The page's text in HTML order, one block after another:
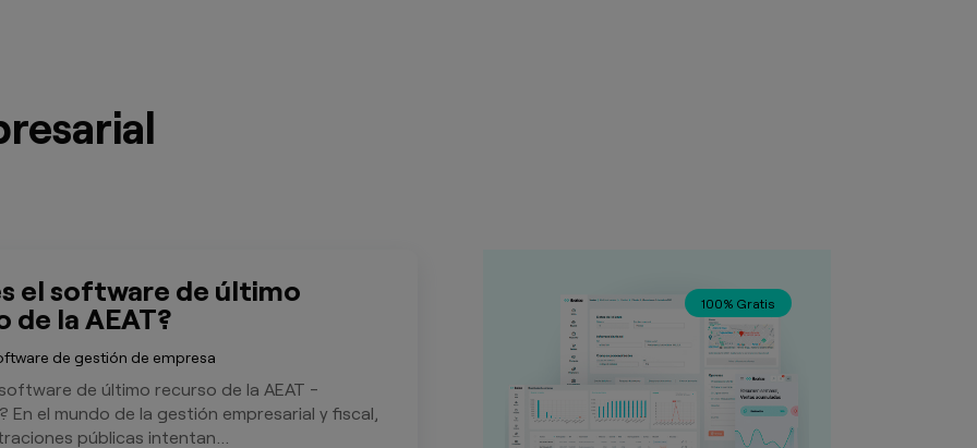
el software de último
de la AEAT?
de gestión de empresa
de último recurso de la AEAT -
En el mundo de la gestión empresarial y fiscal,
públicas intentan...
100% Gratis